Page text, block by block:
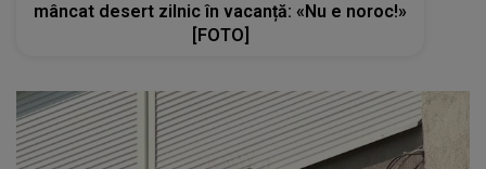
mâncat desert zilnic în vacanță: «Nu e noroc!»
[FOTO]